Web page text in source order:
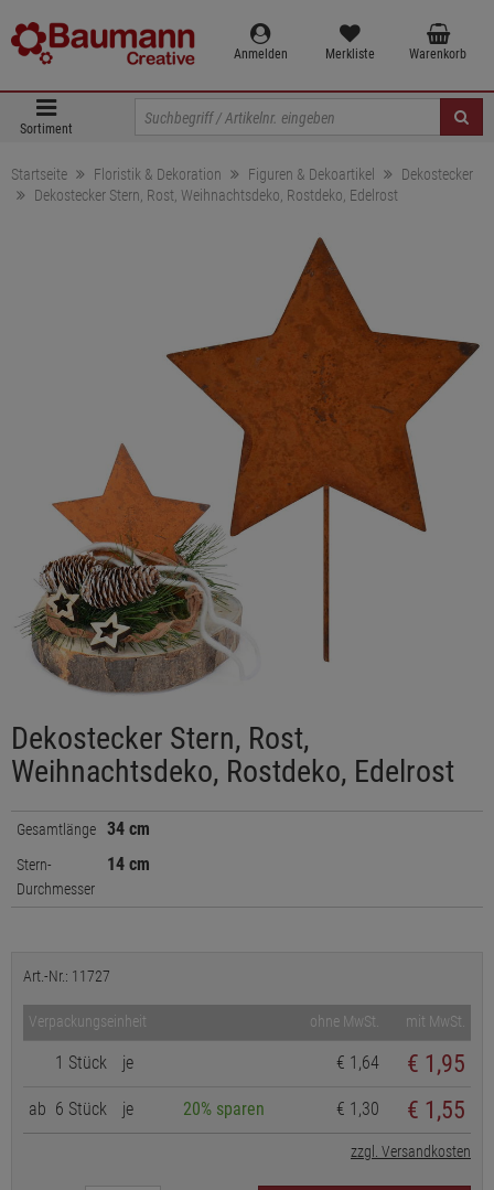
Anmelden Merkliste Warenkorb
Sortiment
Startseite Floristik & Dekoration Figuren & Dekoartikel
Dekostecker
Dekostecker Stern, Rost, Weihnachtsdeko, Rostdeko, Edelrost
Dekostecker Stern, Rost,
Weihnachtsdeko, Rostdeko, Edelrost
Gesamtlänge 34 cm
Stern-
Durchmesser
14 cm
Art.-Nr.: 11727
Verpackungseinheit ohne MwSt. mit MwSt.
1 Stück je € 1,64 € 1,95
ab 6 Stück je 20% sparen € 1,30 € 1,55
zzgl. Versandkosten